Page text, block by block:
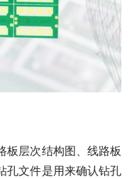
板层次结构图、线路板
孔文件是用来确认钻孔